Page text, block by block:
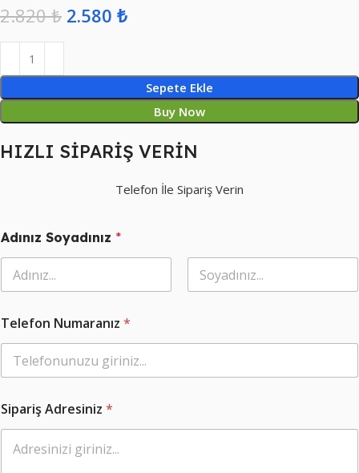
2.820₺ 2.580 ₺
Sepete Ekle
Buy Now
HIZLI SİPARİŞ VERİN
Telefon İle Sipariş Verin
Adınız Soyadınız *
Telefon Numaranız *
Sipariş Adresiniz *